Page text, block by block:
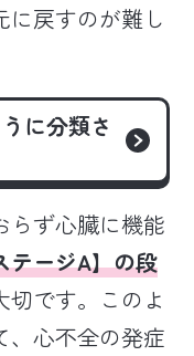
に戻すのが難し
に分類さ
らず心臓に機能
テージA】の段
切です。このよ
、心不全の発症